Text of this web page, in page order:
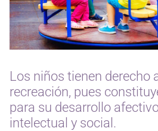
Los niños tienen derecho
recreación, pues
para su desarrollo
intelectual y social.